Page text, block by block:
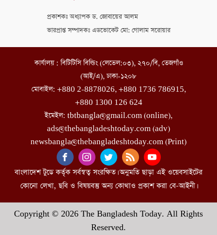
প্রকাশকঃ অধ্যাপক ড. জোবায়ের আলম
ভারপ্রাপ্ত সম্পাদকঃ এডভোকেট মো: গোলাম সরোয়ার
কার্যালয় : বিটিটিসি বিল্ডিং (লেভেল:০৩), ২৭০/বি, তেজগাঁও
(আই/এ), ঢাকা-১২০৮
মোবাইল: +880 2-8878026, +880 1736 786915,
+880 1300 126 624
ইমেইল: tbtbangla@gmail.com (online),
ads@thebangladeshtoday.com (adv)
newsbangla@thebangladeshtoday.com (Print)
বাংলাদেশ টুডে কর্তৃক সর্বস্বত্ব সংরক্ষিত। অনুমতি ছাড়া এই ওয়েবসাইটের
কোনো লেখা, ছবি ও বিষয়বস্তু অন্য কোথাও প্রকাশ করা বে-আইনী।
Copyright © 2026 The Bangladesh Today. All Rights
Reserved.